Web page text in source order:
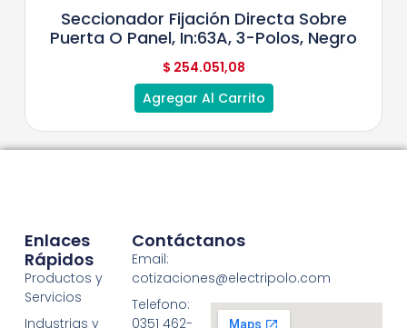
Seccionador Fijación Directa Sobre
Puerta O Panel, In:63A, 3-Polos, Negro
$ 254.051,08
Agregar Al Carrito
Enlaces
Rápidos
Productos y
Servicios
Industrias y
Contáctanos
Email:
cotizaciones@electripolo.com
Telefono:
0351 462-